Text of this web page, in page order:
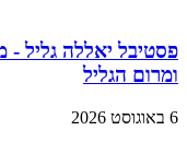
פסטיבל יאללה גליל -
ומרום הגליל
6 באוגוסט 2026